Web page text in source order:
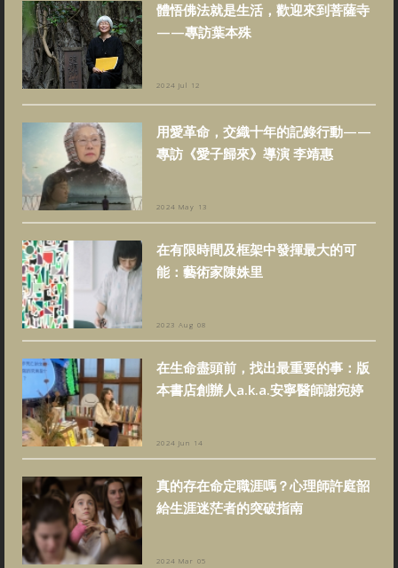
體悟佛法就是生活，歡迎來到菩薩寺
——專訪葉本殊
2024 Jul 12
用愛革命，交織十年的記錄行動——
專訪《愛子歸來》導演 李靖惠
2024 May 13
在有限時間及框架中發揮最大的可
能：藝術家陳姝里
2023 Aug 08
在生命盡頭前，找出最重要的事：版
本書店創辦人a.k.a.安寧醫師謝宛婷
2024 Jun 14
真的存在命定職涯嗎？心理師許庭韶
給生涯迷茫者的突破指南
2024 Mar 05